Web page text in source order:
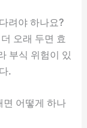
려야 하나요?
오래 두면 효
부식 위험이 있
.
면 어떻게 하나